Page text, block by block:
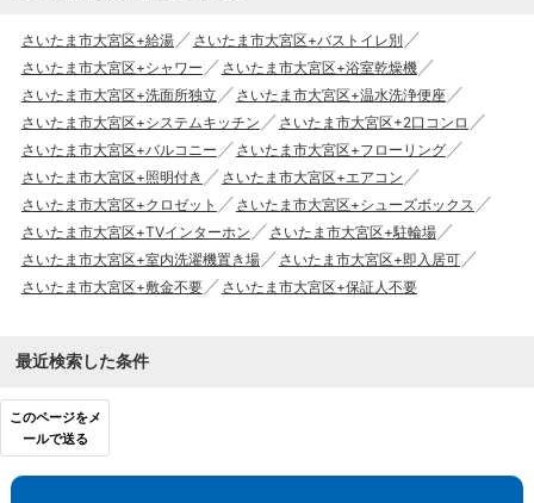
さいたま市大宮区+給湯
さいたま市大宮区+バストイレ別
さいたま市大宮区+シャワー
さいたま市大宮区+浴室乾燥機
さいたま市大宮区+洗面所独立
さいたま市大宮区+温水洗浄便座
さいたま市大宮区+システムキッチン
さいたま市大宮区+2口コンロ
さいたま市大宮区+バルコニー
さいたま市大宮区+フローリング
さいたま市大宮区+照明付き
さいたま市大宮区+エアコン
さいたま市大宮区+クロゼット
さいたま市大宮区+シューズボックス
さいたま市大宮区+TVインターホン
さいたま市大宮区+駐輪場
さいたま市大宮区+室内洗濯機置き場
さいたま市大宮区+即入居可
さいたま市大宮区+敷金不要
さいたま市大宮区+保証人不要
最近検索した条件
このページをメ
ールで送る